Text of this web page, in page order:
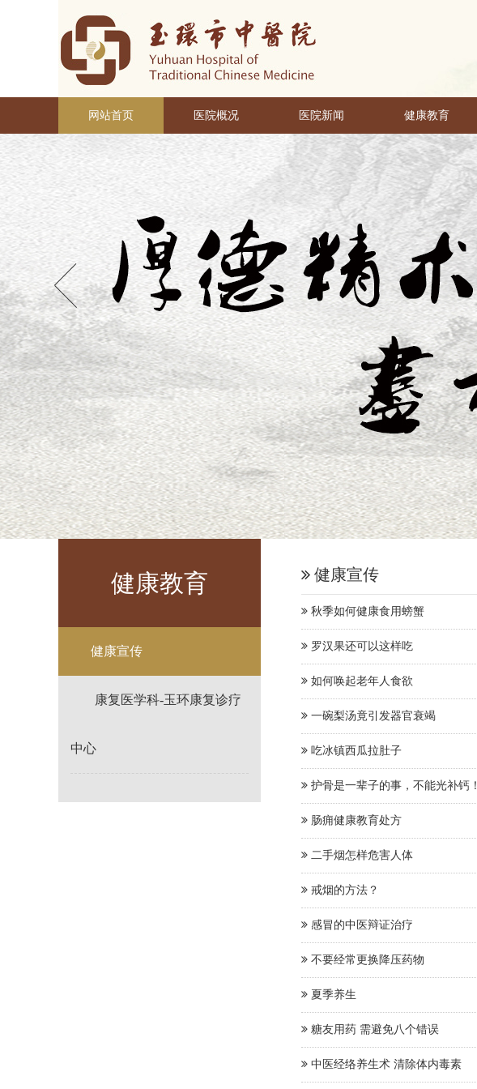
网站首页 医院概况 医院新闻 健康教育
健康教育
健康宣传
康复医学科-玉环康复诊疗
中心
健康宣传
秋季如何健康食用螃蟹
罗汉果还可以这样吃
如何唤起老年人食欲
一碗梨汤竟引发器官衰竭
吃冰镇西瓜拉肚子
护骨是一辈子的事，不能光补钙！
肠痈健康教育处方
二手烟怎样危害人体
戒烟的方法？
感冒的中医辩证治疗
不要经常更换降压药物
夏季养生
糖友用药 需避免八个错误
中医经络养生术 清除体内毒素